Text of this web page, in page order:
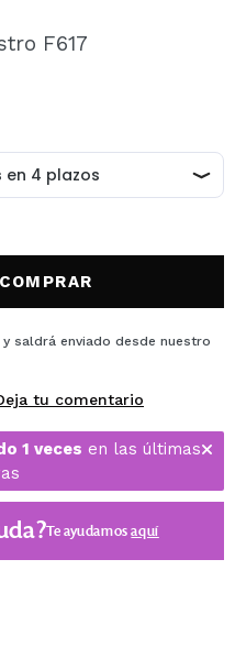
podrás realizar
el estado de tus
anteriores.
F617
COMPRAR
y saldrá enviado desde nuestro
tu comentario
1 veces en las últimas
Te ayudamosaquí